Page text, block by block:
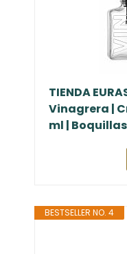
TIENDA
Vinagrera |
ml |
BESTSELLER NO. 4